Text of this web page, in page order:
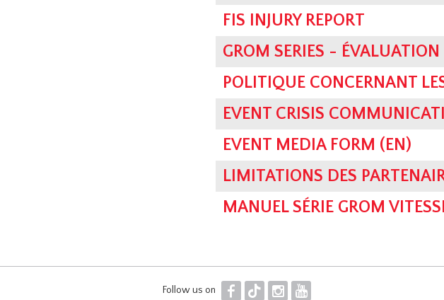
FIS INJURY REPORT
GROM SERIES - ÉVALUATION
POLITIQUE CONCERNANT
EVENT CRISIS
EVENT MEDIA FORM (EN)
LIMITATIONS DES
MANUEL SÉRIE GROM
Follow us on F T I Y